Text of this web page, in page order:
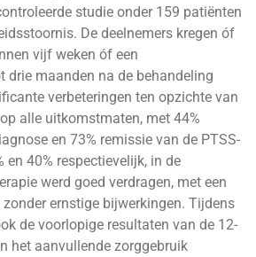
studie onder 159 patiënten
De deelnemers kregen óf
vijf weken óf een
drie maanden na de behandeling
verbeteringen ten opzichte van
alle uitkomstmaten, met 44%
en 73% remissie van de PTSS-
en 40% respectievelijk, in de
werd goed verdragen, met een
ernstige bijwerkingen. Tijdens
de voorlopige resultaten van de 12-
het aanvullende zorggebruik